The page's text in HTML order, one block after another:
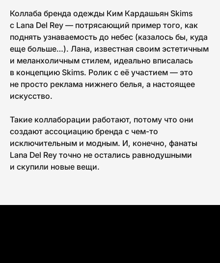
Коллаба бренда одежды Ким Кардашьян Skims
с Lana Del Rey — потрясающий пример того, как
поднять узнаваемость до небес (казалось бы, куда
еще больше…). Лана, известная своим эстетичным
и меланхоличным стилем, идеально вписалась
в концепцию Skims. Ролик с её участием — это
не просто реклама нижнего белья, а настоящее
искусство.
Такие коллаборации работают, потому что они
создают ассоциацию бренда с чем-то
исключительным и модным. И, конечно, фанаты
Lana Del Rey точно не остались равнодушными
и скупили новые вещи.